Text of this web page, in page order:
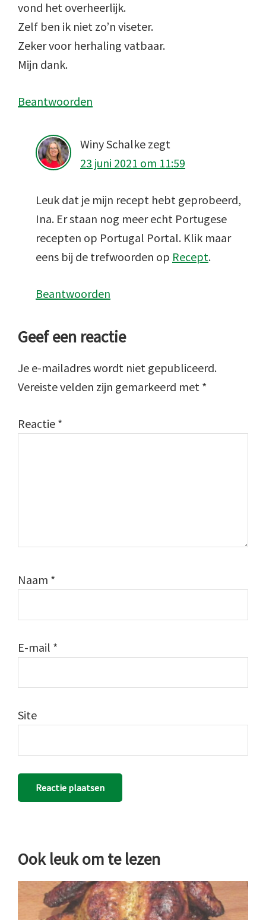
vond het overheerlijk.
Zelf ben ik niet zo’n viseter.
Zeker voor herhaling vatbaar.
Mijn dank.
Beantwoorden
Winy Schalke zegt
23 juni 2021 om 11:59
Leuk dat je mijn recept hebt geprobeerd,
Ina. Er staan nog meer echt Portugese
recepten op Portugal Portal. Klik maar
eens bij de trefwoorden op Recept.
Beantwoorden
Geef een reactie
Je e-mailadres wordt niet gepubliceerd.
Vereiste velden zijn gemarkeerd met *
Reactie *
Naam *
E-mail *
Site
Ook leuk om te lezen